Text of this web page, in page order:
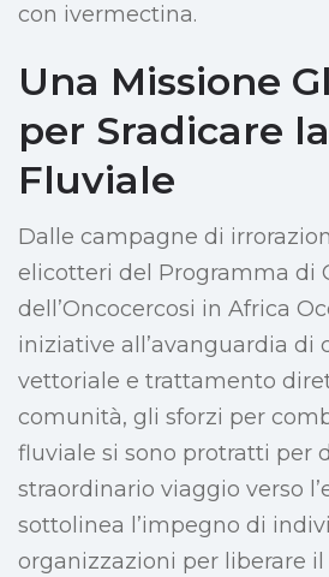
con ivermectina.
Una Missione
per Sradicare
Fluviale
Dalle campagne di
elicotteri del Programma di
dell’Oncocercosi in Africa
iniziative all’avanguardia di
vettoriale e trattamento
comunità, gli sforzi per
fluviale si sono protratti per
straordinario viaggio verso
sottolinea l’impegno di
organizzazioni per liberare